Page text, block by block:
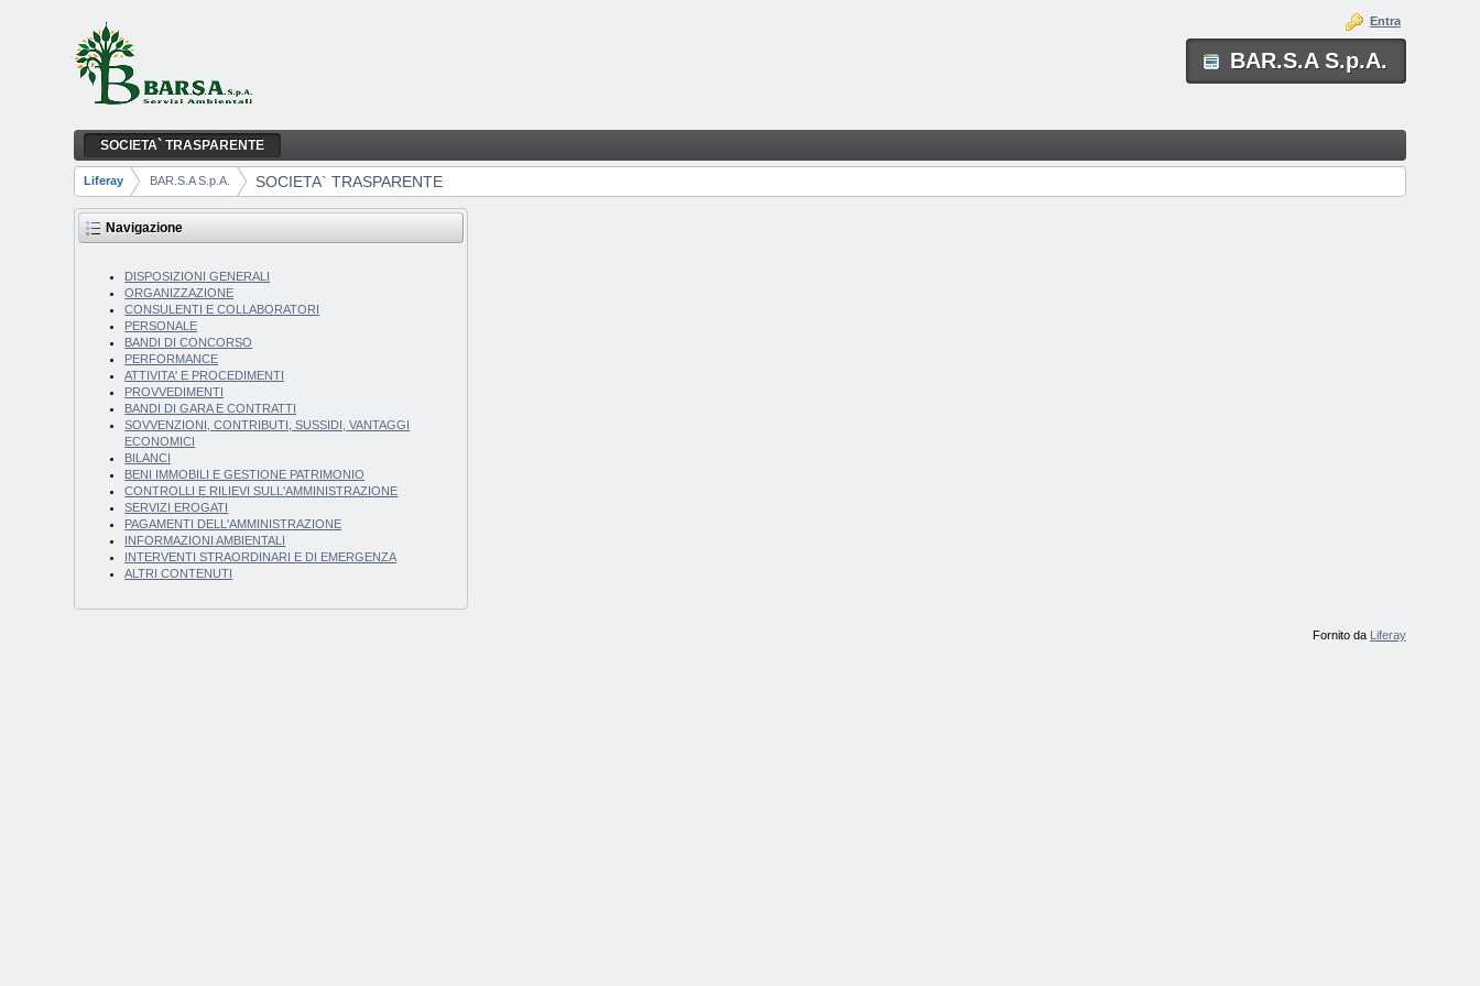
Salta al contenuto
BAR.S.A S.p.A.
SOCIETA` TRASPARENTE
Entra
Navigazione
SOCIETA` TRASPARENTE
Breadcrumb
Liferay BAR.S.A S.p.A. SOCIETA` TRASPARENTE
Navigazione
DISPOSIZIONI GENERALI
ORGANIZZAZIONE
CONSULENTI E COLLABORATORI
PERSONALE
BANDI DI CONCORSO
PERFORMANCE
ATTIVITA' E PROCEDIMENTI
PROVVEDIMENTI
BANDI DI GARA E CONTRATTI
SOVVENZIONI, CONTRIBUTI, SUSSIDI, VANTAGGI
ECONOMICI
BILANCI
BENI IMMOBILI E GESTIONE PATRIMONIO
CONTROLLI E RILIEVI SULL'AMMINISTRAZIONE
SERVIZI EROGATI
PAGAMENTI DELL'AMMINISTRAZIONE
INFORMAZIONI AMBIENTALI
INTERVENTI STRAORDINARI E DI EMERGENZA
ALTRI CONTENUTI
Fornito da Liferay